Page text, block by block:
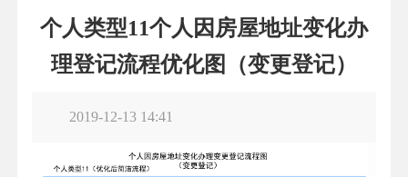
个人类型11个人因房屋地址变化办
理登记流程优化图（变更登记）
2019-12-13 14:41